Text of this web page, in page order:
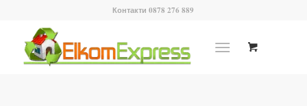
Контакти 0878 276 889